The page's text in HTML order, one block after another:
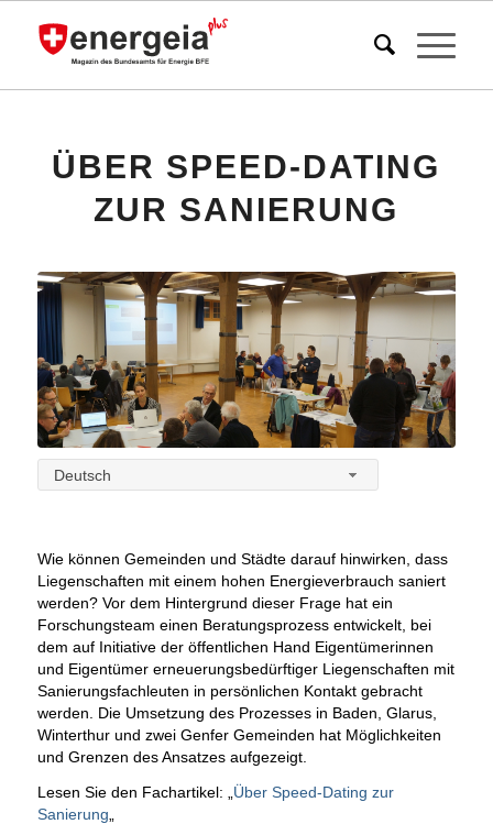
ÜBER SPEED-DATING
ZUR SANIERUNG
Deutsch
Wie können Gemeinden und Städte darauf hinwirken, dass
Liegenschaften mit einem hohen Energieverbrauch saniert
werden? Vor dem Hintergrund dieser Frage hat ein
Forschungsteam einen Beratungsprozess entwickelt, bei
dem auf Initiative der öffentlichen Hand Eigentümerinnen
und Eigentümer erneuerungsbedürftiger Liegenschaften mit
Sanierungsfachleuten in persönlichen Kontakt gebracht
werden.
Die Umsetzung des Prozesses in Baden, Glarus,
Winterthur und zwei Genfer Gemeinden hat Möglichkeiten
und Grenzen des Ansatzes aufgezeigt.
Lesen Sie den Fachartikel: „ Über Speed-Dating zur
Sanierung